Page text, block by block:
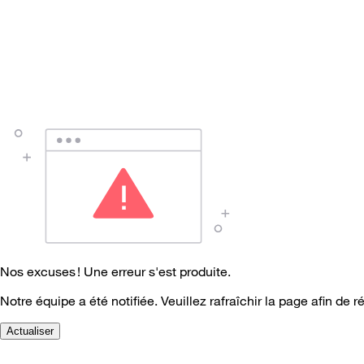
Nos excuses ! Une erreur s'est produite.
Notre équipe a été notifiée. Veuillez rafraîchir la page afin de
Actualiser